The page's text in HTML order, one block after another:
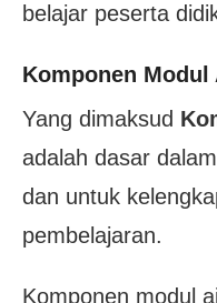
belajar peserta
Komponen Modul
Yang dimaksud
adalah dasar
dan untuk
pembelajaran.
Komponen modul